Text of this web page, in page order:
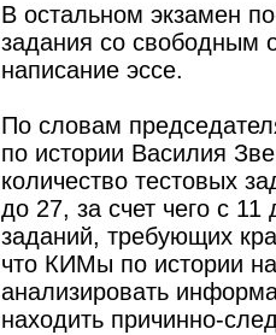
В остальном экзамен
задания со свободным
написание эссе.
По словам
по истории Василия
количество тестовых
до 27, за счет чего с
заданий, требующих
что КИМы по истории
анализировать
находить причинно-